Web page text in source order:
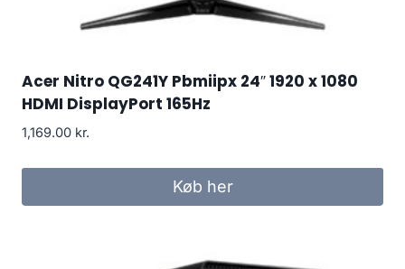
Acer Nitro QG241Y Pbmiipx 24″ 1920 x 1080
HDMI DisplayPort 165Hz
1,169.00 kr.
Køb her